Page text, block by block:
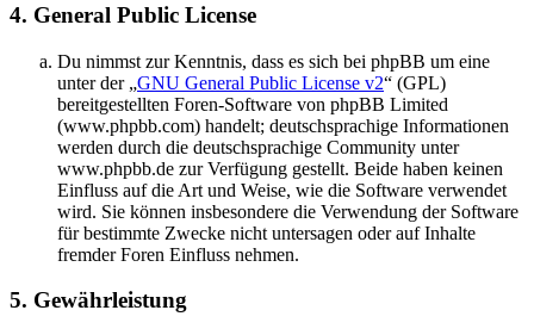
4. General Public License
Du nimmst zur Kenntnis, dass es sich bei phpBB um eine
unter der „GNU General Public License v2“ (GPL)
bereitgestellten Foren-Software von phpBB Limited
(www.phpbb.com) handelt; deutschsprachige Informationen
werden durch die deutschsprachige Community unter
www.phpbb.de zur Verfügung gestellt. Beide haben keinen
Einfluss auf die Art und Weise, wie die Software verwendet
wird. Sie können insbesondere die Verwendung der Software
für bestimmte Zwecke nicht untersagen oder auf Inhalte
fremder Foren Einfluss nehmen.
5. Gewährleistung